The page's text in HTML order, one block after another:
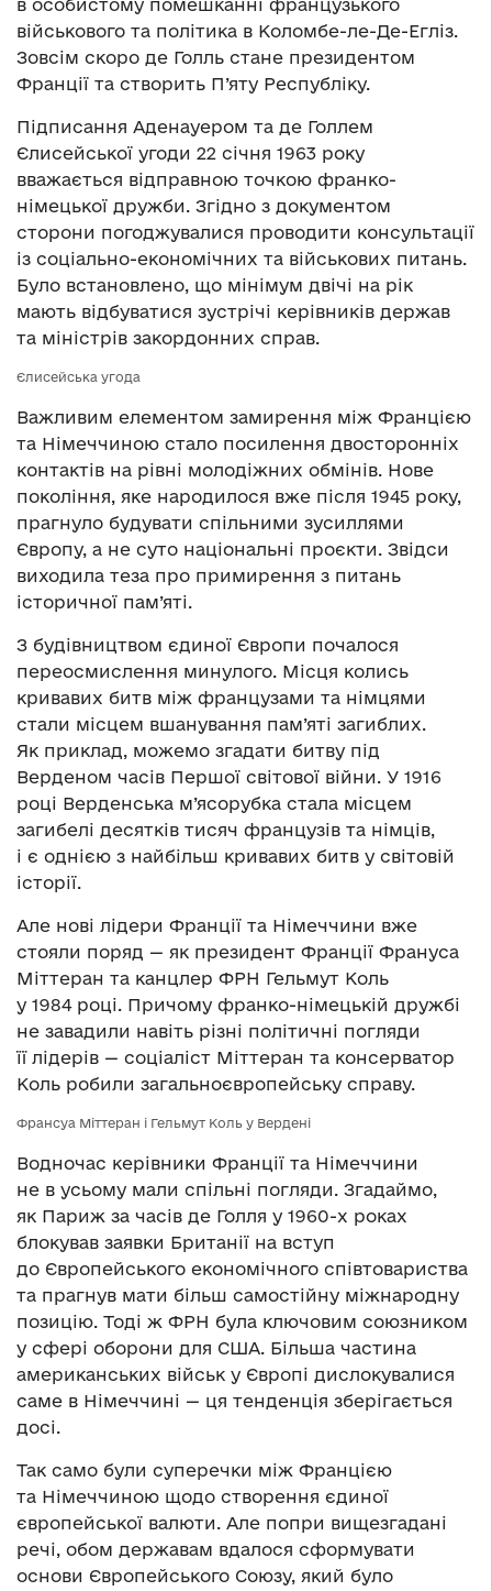
в особистому помешканні французького
військового та політика в Коломбе-ле-Де-Егліз.
Зовсім скоро де Голль стане президентом
Франції та створить П’яту Республіку.
Підписання Аденауером та де Голлем
Єлисейської угоди 22 січня 1963 року
вважається відправною точкою франко-
німецької дружби. Згідно з документом
сторони погоджувалися проводити консультації
із соціально-економічних та військових питань.
Було встановлено, що мінімум двічі на рік
мають відбуватися зустрічі керівників держав
та міністрів закордонних справ.
Єлисейська угода
Важливим елементом замирення між Францією
та Німеччиною стало посилення двосторонніх
контактів на рівні молодіжних обмінів. Нове
покоління, яке народилося вже після 1945 року,
прагнуло будувати спільними зусиллями
Європу, а не суто національні проєкти. Звідси
виходила теза про примирення з питань
історичної пам’яті.
З будівництвом єдиної Європи почалося
переосмислення минулого. Місця колись
кривавих битв між французами та німцями
стали місцем вшанування пам’яті загиблих.
Як приклад, можемо згадати битву під
Верденом часів Першої світової війни. У 1916
році Верденська м’ясорубка стала місцем
загибелі десятків тисяч французів та німців,
і є однією з найбільш кривавих битв у світовій
історії.
Але нові лідери Франції та Німеччини вже
стояли поряд — як президент Франції Франуса
Міттеран та канцлер ФРН Гельмут Коль
у 1984 році. Причому франко-німецькій дружбі
не завадили навіть різні політичні погляди
її лідерів — соціаліст Міттеран та консерватор
Коль робили загальноєвропейську справу.
Франсуа Міттеран і Гельмут Коль у Вердені
Водночас керівники Франції та Німеччини
не в усьому мали спільні погляди. Згадаймо,
як Париж за часів де Голля у 1960-х роках
блокував заявки Британії на вступ
до Європейського економічного співтовариства
та прагнув мати більш самостійну міжнародну
позицію. Тоді ж ФРН була ключовим союзником
у сфері оборони для США. Більша частина
американських військ у Європі дислокувалися
саме в Німеччині — ця тенденція зберігається
досі.
Так само були суперечки між Францією
та Німеччиною щодо створення єдиної
європейської валюти. Але попри вищезгадані
речі, обом державам вдалося сформувати
основи Європейського Союзу, який було